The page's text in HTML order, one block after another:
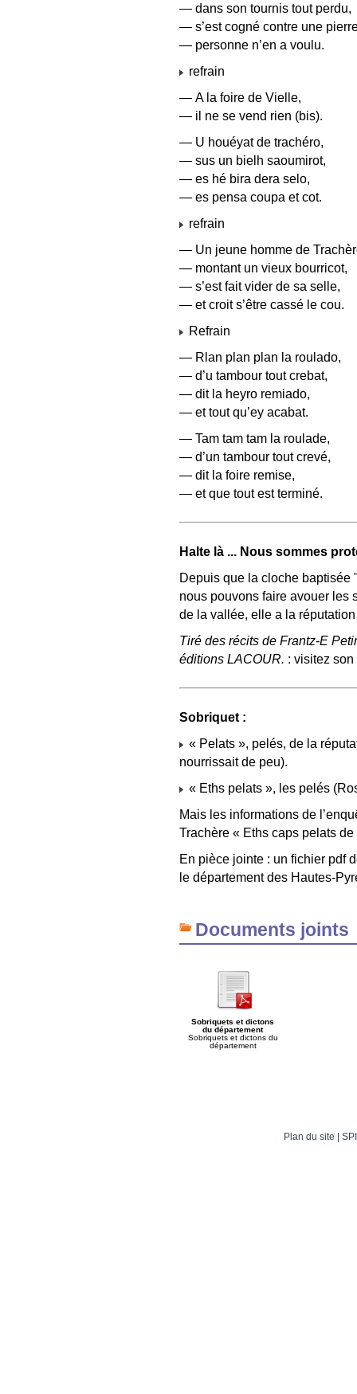
— dans son tournis tout perdu,
— s’est cogné contre une
— personne n’en a voulu.
refrain
— A la foire de Vielle,
— il ne se vend rien (bis).
— U houéyat de trachéro,
— sus un bielh saoumirot,
— es hé bira dera selo,
— es pensa coupa et cot.
refrain
— Un jeune homme de
— montant un vieux bourricot,
— s’est fait vider de sa selle,
— et croit s’être cassé le cou.
Refrain
— Rlan plan plan la roulado,
— d’u tambour tout crebat,
— dit la heyro remiado,
— et tout qu’ey acabat.
— Tam tam tam la roulade,
— d’un tambour tout crevé,
— dit la foire remise,
— et que tout est terminé.
Halte là ... Nous sommes
Depuis que la cloche
nous pouvons faire avouer les
de la vallée, elle a la
Tiré des récits de Frantz-E
éditions LACOUR. : visitez
Sobriquet :
« Pelats », pelés, de la
nourrissait de peu).
« Eths pelats », les pelés
Mais les informations de
Trachère « Eths caps pelats de
En pièce jointe : un fichier pdf
le département des Hautes-
Documents joints
Sobriquets et dictons
du département
Sobriquets et dictons du
département
Plan du site |